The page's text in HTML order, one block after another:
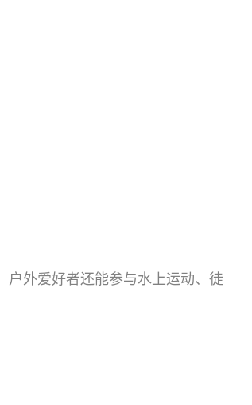
户外爱好者还能参与水上运动、徒